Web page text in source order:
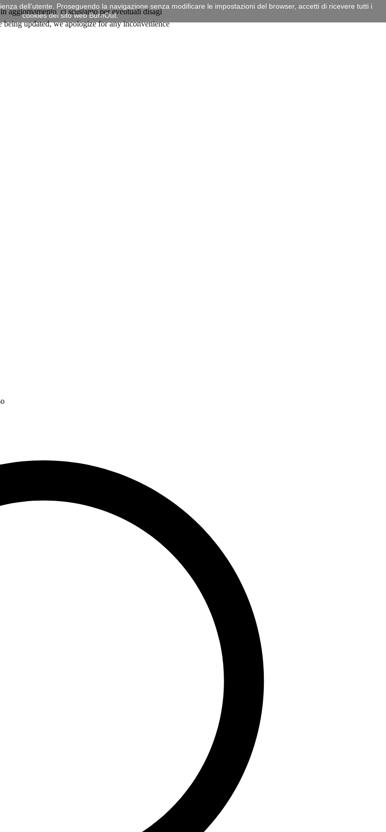
aggiornamento, ci scusiamo per eventuali disagi
being updated, we apologize for any inconvenience
dell'utente. Proseguendo la navigazione senza modificare le impostazioni del browser, accetti di ricevere tutti i
cookies del sito web BurnOut.